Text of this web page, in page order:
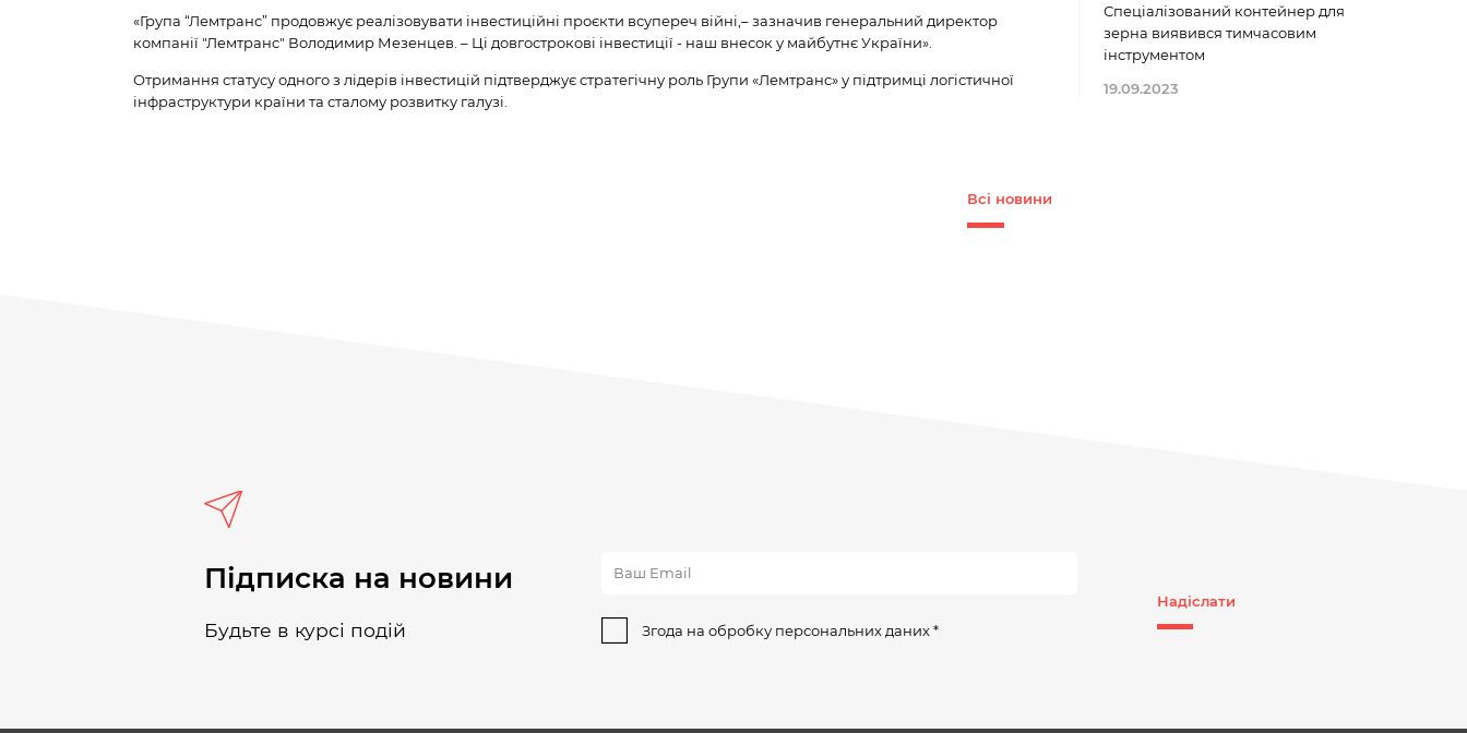
«Група “Лемтранс” продовжує реалізовувати інвестиційні проєкти всупереч війні,– зазначив генеральний директор
компанії "Лемтранс" Володимир Мезенцев. – Ці довгострокові інвестиції - наш внесок у майбутнє України».
Отримання статусу одного з лідерів інвестицій підтверджує стратегічну роль Групи «Лемтранс» у підтримці логістичної
інфраструктури країни та сталому розвитку галузі.
Всі новини
Спеціалізований контейнер для
зерна виявився тимчасовим
інструментом
19.09.2023
Підписка на новини
Будьте в курсі подій Згода на обробку персональних даних *
Надіслати